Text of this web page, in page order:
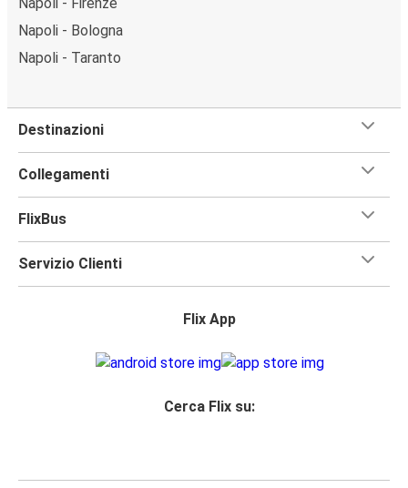
Napoli - Bologna
Napoli - Taranto
Destinazioni
Collegamenti
FlixBus
Servizio Clienti
Flix App
Cerca Flix su: